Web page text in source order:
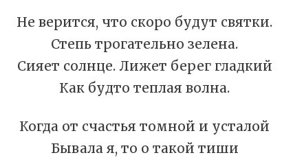
Не верится, что скоро будут святки.
Степь трогательно зелена.
Сияет солнце. Лижет берег гладкий
Как будто теплая волна.
Когда от счастья томной и усталой
Бывала я, то о такой тиши